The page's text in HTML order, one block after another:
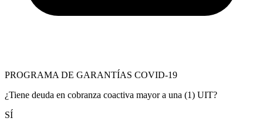
PROGRAMA DE GARANTÍAS COVID-19
¿Tiene deuda en cobranza coactiva mayor a una (1) UIT?
SÍ